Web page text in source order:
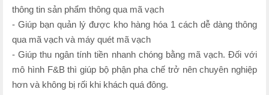
thông tin sản phẩm thông qua mã vạch
- Giúp bạn quản lý được kho hàng hóa 1 cách dễ dàng thông
qua mã vạch và máy quét mã vạch
- Giúp thu ngân tính tiền nhanh chóng bằng mã vạch. Đối với
mô hình F&B thì giúp bộ phận pha chế trở nên chuyên nghiệp
hơn và không bị rối khi khách quá đông.